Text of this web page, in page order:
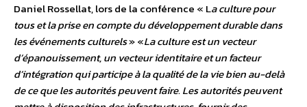
Daniel Rossellat, lors de la conférence « La culture pour
tous et la prise en compte du développement durable dans
les événements culturels» «La culture est un vecteur
d’épanouissement, un vecteur identitaire et un facteur
d’intégration qui participe à la qualité de la vie bien au-delà
de ce que les autorités peuvent faire. Les autorités peuvent